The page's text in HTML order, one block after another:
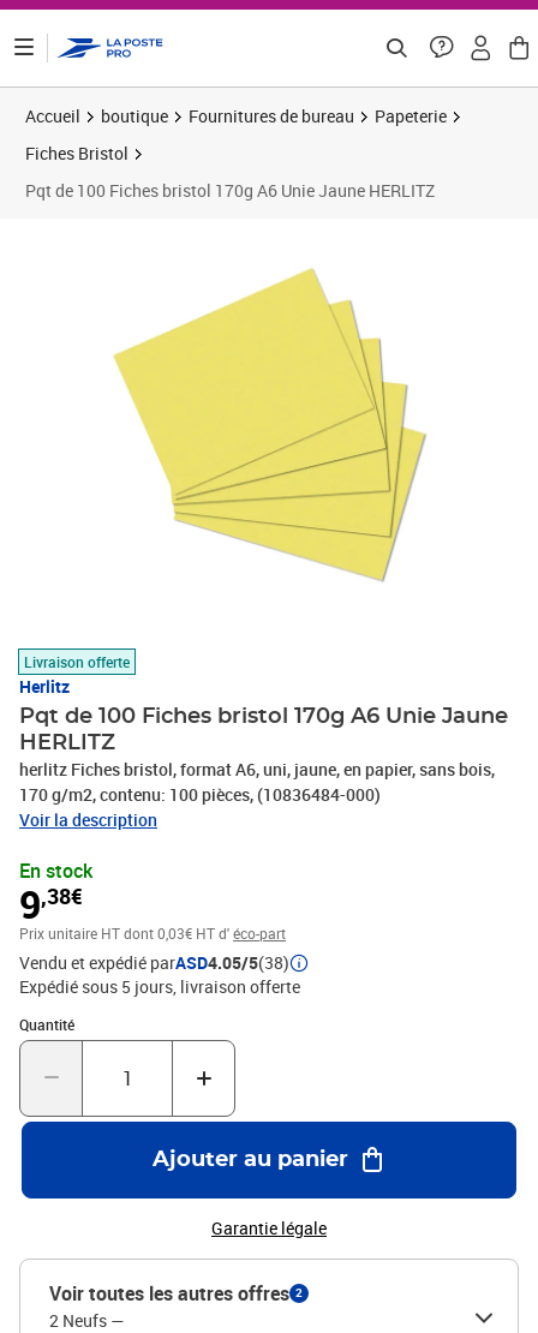
Accueil boutique Fournitures de bureau
Papeterie
Fiches Bristol
Pqt de 100 Fiches bristol 170g A6 Unie Jaune HERLITZ
Livraison offerte
Herlitz
Pqt de 100 Fiches bristol 170g A6 Unie Jaune
HERLITZ
herlitz Fiches bristol, format A6, uni, jaune, en papier, sans bois,
170 g/m2, contenu: 100 pièces, (10836484-000)
Voir la description
En stock
9,38€
Prix unitaire HTdont 0,03€ HT d'éco-part
Vendu et expédié parASD4.05/5(38)
Expédié sous 5 jours livraison offerte
Quantité
Quantité : 1
Ajouter au panier
Garantie légale
Voir toutes les autres offres 2
2 Neufs —